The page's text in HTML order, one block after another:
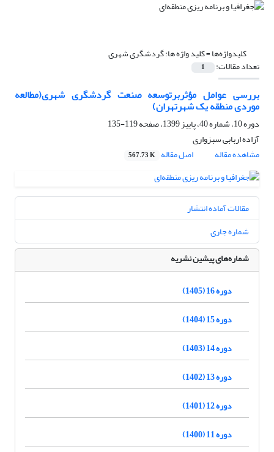
کلیدواژه‌ها =کلید واژه ها: گردشگری شهری
تعداد مقالات: 1
بررسی عوامل مؤثربرتوسعه صنعت گردشگری شهری(مطالعه
موردی منطقه یک شهرتهران)
دوره 10، شماره 40، پاییز 1399، صفحه
119-135
آزاده اربابی سبزواری
مشاهده مقاله
اصل مقاله 567.73 K
مقالات آماده انتشار
شماره جاری
شماره‌های پیشین نشریه
دوره 16 (1405)
دوره 15 (1404)
دوره 14 (1403)
دوره 13 (1402)
دوره 12 (1401)
دوره 11 (1400)